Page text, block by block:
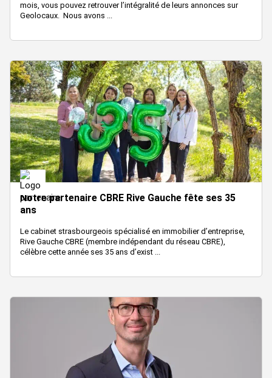
mois, vous pouvez retrouver l’intégralité de leurs annonces sur
Geolocaux. Nous avons ...
Notre partenaire CBRE Rive Gauche fête ses 35
ans
Le cabinet strasbourgeois spécialisé en immobilier d’entreprise,
Rive Gauche CBRE (membre indépendant du réseau CBRE),
célèbre cette année ses 35 ans d’exist ...